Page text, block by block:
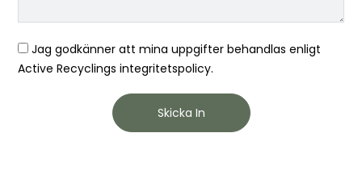
Jag godkänner att mina uppgifter behandlas enligt
Active Recyclings integritetspolicy.
Skicka In